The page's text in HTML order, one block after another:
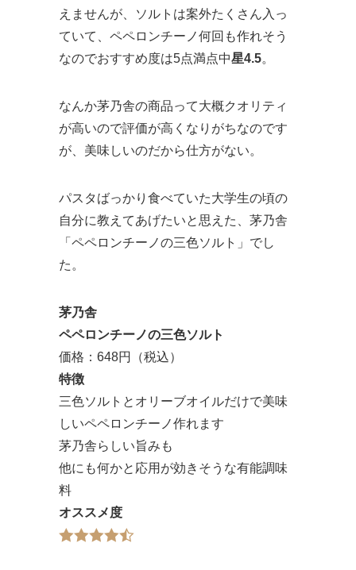
えませんが、ソルトは案外たくさん入っ
ていて、ペペロンチーノ何回も作れそう
なのでおすすめ度は5点満点中星4.5。
なんか茅乃舎の商品って大概クオリティ
が高いので評価が高くなりがちなのです
が、美味しいのだから仕方がない。
パスタばっかり食べていた大学生の頃の
自分に教えてあげたいと思えた、茅乃舎
「ペペロンチーノの三色ソルト」でし
た。
茅乃舎
ペペロンチーノの三色ソルト
価格：648円（税込）
特徴
三色ソルトとオリーブオイルだけで美味
しいペペロンチーノ作れます
茅乃舎らしい旨みも
他にも何かと応用が効きそうな有能調味
料
オススメ度